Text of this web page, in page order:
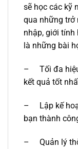
sẽ học các kỹ
qua những trở
nhập, giới tính
là những bài
– Tối đa
kết quả tốt
– Lập kế
bạn thành
– Quản lý